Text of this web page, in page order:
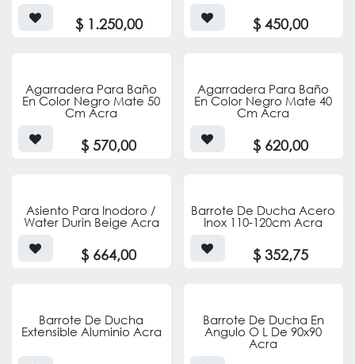
$ 1.250,00 $450,00
Agarradera Para Baño
En Color Negro Mate 50
Cm Acra
$570,00
Agarradera Para Baño
En Color Negro Mate 40
Cm Acra
$ 620,00
Asiento Para Inodoro /
Water Durin Beige Acra
$ 664,00
Barrote De Ducha Acero
Inox 110-120cm Acra
$352,75
Barrote De Ducha
Extensible Aluminio Acra
Barrote De Ducha En
Angulo O L De 90x90
Acra